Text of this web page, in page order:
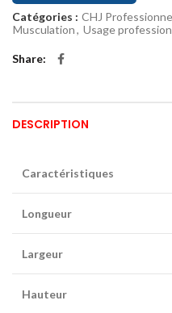
Catégories : CHJ
Musculation, Usage
Share
DESCRIPTION
Caractéristiques
Longueur
Largeur
Hauteur